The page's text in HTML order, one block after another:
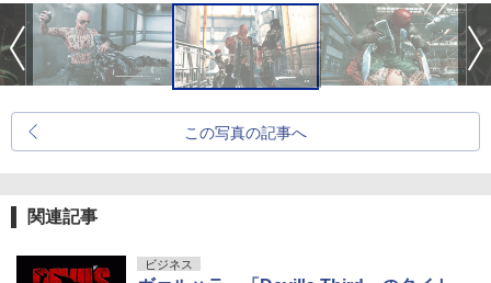
この写真の記事へ
関連記事
ビジネス